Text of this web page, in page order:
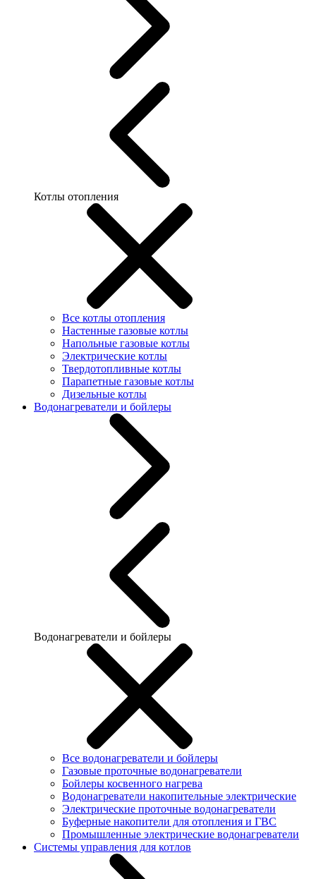
Котлы отопления
Все котлы отопления
Настенные газовые котлы
Напольные газовые котлы
Электрические котлы
Твердотопливные котлы
Парапетные газовые котлы
Дизельные котлы
Водонагреватели и бойлеры
Водонагреватели и бойлеры
Все водонагреватели и бойлеры
Газовые проточные водонагреватели
Бойлеры косвенного нагрева
Водонагреватели накопительные электрические
Электрические проточные водонагреватели
Буферные накопители для отопления и ГВС
Промышленные электрические водонагреватели
Системы управления для котлов